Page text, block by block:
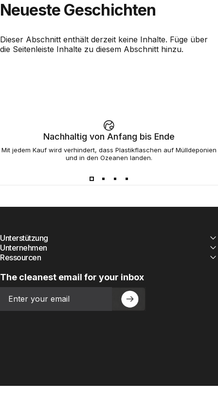
Neueste Geschichten
Dieser Abschnitt enthält derzeit keine Inhalte. Füge über
die Seitenleiste Inhalte zu diesem Abschnitt hinzu.
Nachhaltig von Anfang bis Ende
Mit jedem Kauf wird verhindert, dass Plastikflaschen auf Mülldeponien
und in den Ozeanen landen.
Unterstützung
Unternehmen
Ressourcen
The cleanest email for your inbox